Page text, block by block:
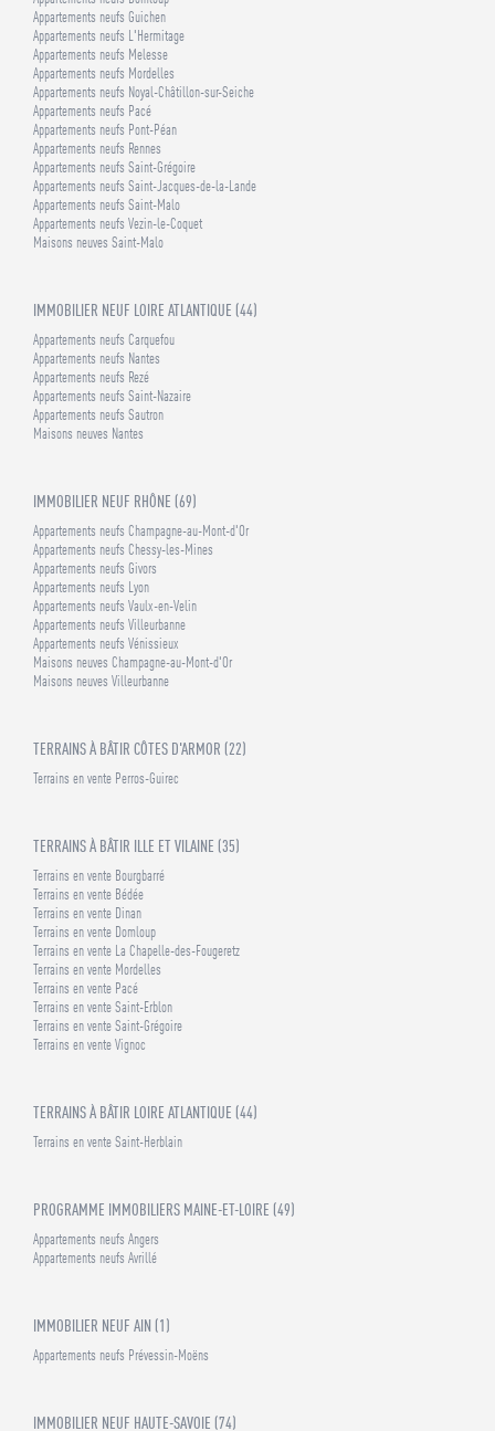
Appartements neufs Guichen
Appartements neufs L'Hermitage
Appartements neufs Melesse
Appartements neufs Mordelles
Appartements neufs Noyal-Châtillon-sur-Seiche
Appartements neufs Pacé
Appartements neufs Pont-Péan
Appartements neufs Rennes
Appartements neufs Saint-Grégoire
Appartements neufs Saint-Jacques-de-la-Lande
Appartements neufs Saint-Malo
Appartements neufs Vezin-le-Coquet
Maisons neuves Saint-Malo
IMMOBILIER NEUF LOIRE ATLANTIQUE (44)
Appartements neufs Carquefou
Appartements neufs Nantes
Appartements neufs Rezé
Appartements neufs Saint-Nazaire
Appartements neufs Sautron
Maisons neuves Nantes
IMMOBILIER NEUF RHÔNE (69)
Appartements neufs Champagne-au-Mont-d'Or
Appartements neufs Chessy-les-Mines
Appartements neufs Givors
Appartements neufs Lyon
Appartements neufs Vaulx-en-Velin
Appartements neufs Villeurbanne
Appartements neufs Vénissieux
Maisons neuves Champagne-au-Mont-d'Or
Maisons neuves Villeurbanne
TERRAINS À BÂTIR CÔTES D'ARMOR (22)
Terrains en vente Perros-Guirec
TERRAINS À BÂTIR ILLE ET VILAINE (35)
Terrains en vente Bourgbarré
Terrains en vente Bédée
Terrains en vente Dinan
Terrains en vente Domloup
Terrains en vente La Chapelle-des-Fougeretz
Terrains en vente Mordelles
Terrains en vente Pacé
Terrains en vente Saint-Erblon
Terrains en vente Saint-Grégoire
Terrains en vente Vignoc
TERRAINS À BÂTIR LOIRE ATLANTIQUE (44)
Terrains en vente Saint-Herblain
PROGRAMME IMMOBILIERS MAINE-ET-LOIRE (49)
Appartements neufs Angers
Appartements neufs Avrillé
IMMOBILIER NEUF AIN (1)
Appartements neufs Prévessin-Moëns
IMMOBILIER NEUF HAUTE-SAVOIE (74)